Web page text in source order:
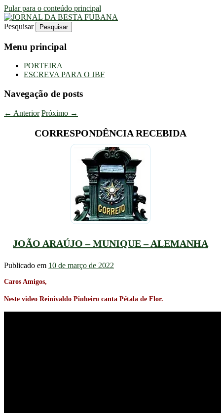
Pular para o conteúdo principal
JORNAL DA BESTA FUBANA
Uma Gazeta Escrota
Pesquisar
Menu principal
PORTEIRA
ESCREVA PARA O JBF
Navegação de posts
← Anterior Próximo →
CORRESPONDÊNCIA RECEBIDA
JOÃO ARAÚJO – MUNIQUE – ALEMANHA
Publicado em 10 de março de 2022
Caros Amigos,
Neste video Reinivaldo Pinheiro canta Pétala de Flor.